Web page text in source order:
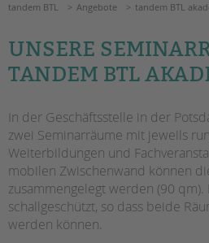
KITA & FRÜHE HILFEN
SCHULE & GANZTAG
Grundschulen
Oberschulen
Förderzentren
Kollegs
EFöB
Schulbezogene Sozialarbeit
Tagesgruppen
Suchen
tandem BTL Angebote tandem BTL
UNSERE
TANDEM BTL
In der Geschäftsstelle in der
zwei Seminarräume mit jeweils
Weiterbildungen und
mobilen Zwischenwand können
zusammengelegt werden (90
schallgeschützt, so dass beide
werden können.